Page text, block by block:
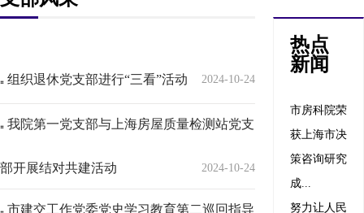
组织退休党支部进行“三看”活动 2024-10-24
我院第一党支部与上海房屋质量检测站党支
部开展结对共建活动 2024-10-24
市建交工作党委党史学习教育第二巡回指导
热点
新闻
市房科院荣
获上海市决
策咨询研究
成...
努力让人民